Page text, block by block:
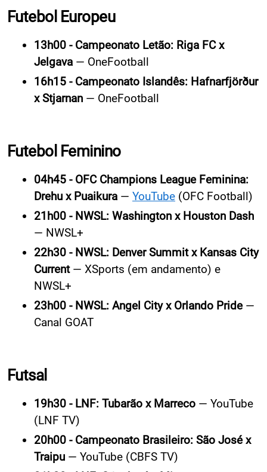
Futebol Europeu
13h00 - Campeonato Letão: Riga FC x
Jelgava — OneFootball
16h15 - Campeonato Islandês: Hafnarfjörður
x Stjarnan — OneFootball
Futebol Feminino
04h45 - OFC Champions League Feminina:
Drehu x Puaikura — YouTube (OFC Football)
21h00 - NWSL: Washington x Houston Dash
— NWSL+
22h30 - NWSL: Denver Summit x Kansas City
Current— XSports (em andamento) e
NWSL+
23h00 - NWSL: Angel City x Orlando Pride—
Canal GOAT
Futsal
19h30 - LNF: Tubarão x Marreco — YouTube
(LNF TV)
20h00 - Campeonato Brasileiro: São José x
Traipu — YouTube (CBFS TV)